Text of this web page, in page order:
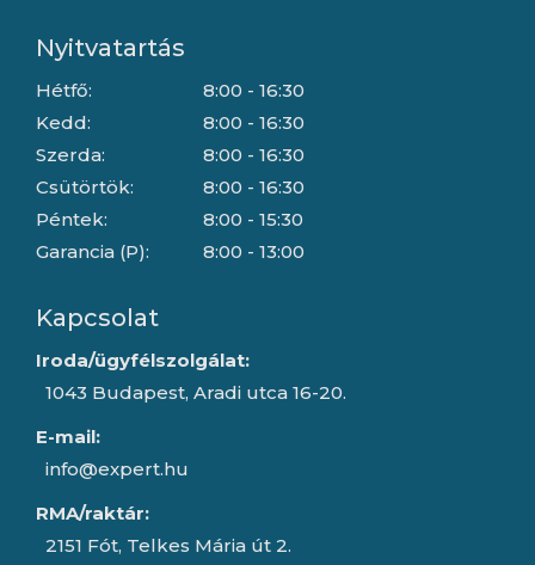
Nyitvatartás
Hétfő:
Kedd:
Szerda:
Csütörtök:
Péntek:
Garancia (P):
8:00 - 16:30
8:00 - 16:30
8:00 - 16:30
8:00 - 16:30
8:00 - 15:30
8:00 - 13:00
Kapcsolat
Iroda/ügyfélszolgálat:
1043 Budapest, Aradi utca 16-20.
E-mail:
info@expert.hu
RMA/raktár:
2151 Fót, Telkes Mária út 2.